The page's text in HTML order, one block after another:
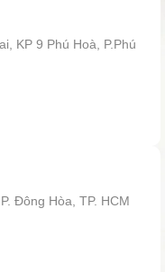
KP 9 Phú Hoà, P.Phú
Đông Hòa, TP. HCM